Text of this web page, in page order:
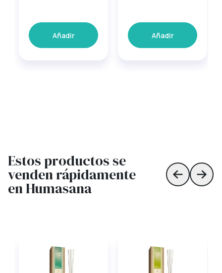
Añadir Añadir
Estos productos se
venden rápidamente
en Humasana Skip toSkip